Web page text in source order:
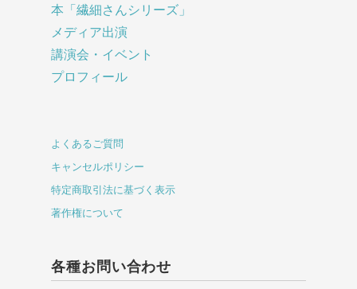
本「繊細さんシリーズ」
メディア出演
講演会・イベント
プロフィール
よくあるご質問
キャンセルポリシー
特定商取引法に基づく表示
著作権について
各種お問い合わせ